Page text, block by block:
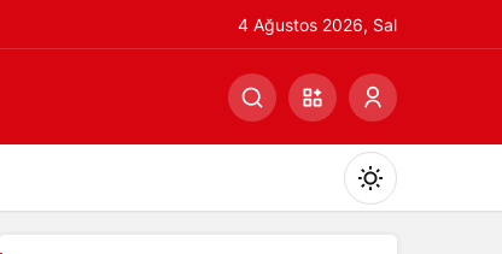
4 Ağustos 2026, Sal